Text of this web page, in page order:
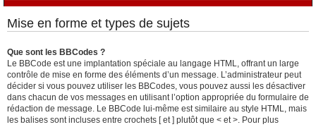
Mise en forme et types de sujets
Que sont les BBCodes ?
Le BBCode est une implantation spéciale au langage HTML, offrant un large
contrôle de mise en forme des éléments d’un message. L’administrateur peut
décider si vous pouvez utiliser les BBCodes, vous pouvez aussi les désactiver
dans chacun de vos messages en utilisant l’option appropriée du formulaire de
rédaction de message. Le BBCode lui-même est similaire au style HTML, mais
les balises sont incluses entre crochets [ et ] plutôt que < et >. Pour plus